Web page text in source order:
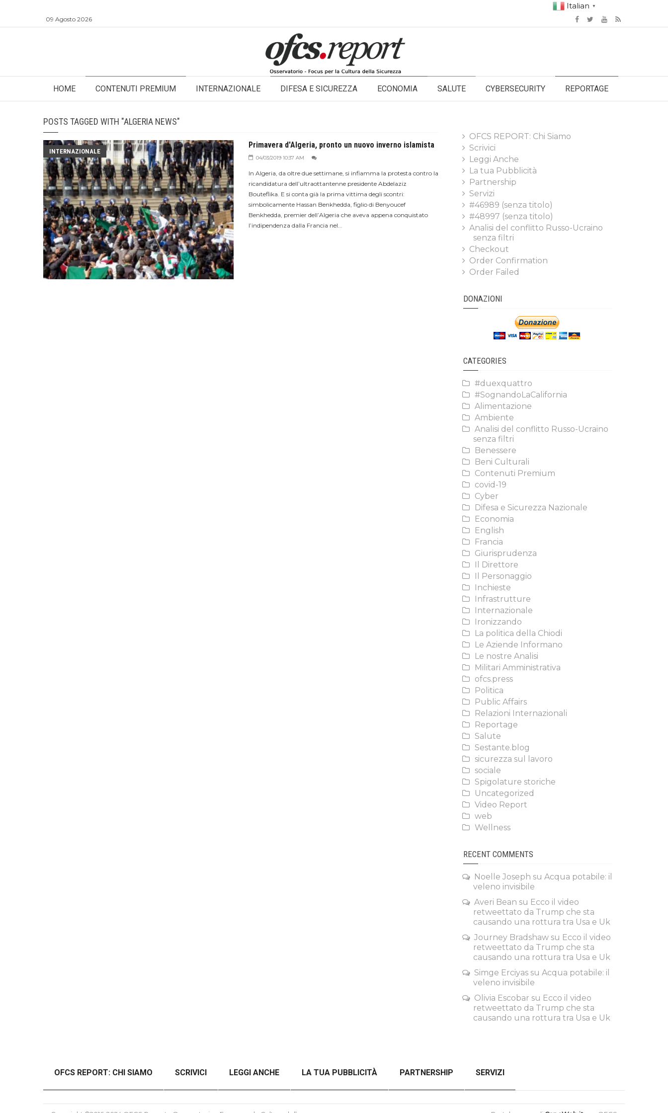
Italian ▼
09 Agosto 2026
HOME CONTENUTI PREMIUM INTERNAZIONALE DIFESA E SICUREZZA ECONOMIA SALUTE CYBERSECURITY REPORTAGE
POSTS TAGGED WITH "ALGERIA NEWS"
INTERNAZIONALE
Primavera d'Algeria, pronto un nuovo inverno islamista
04/03/2019 10:37 AM
In Algeria, da oltre due settimane, si infiamma la protesta contro la
ricandidatura dell’ultraottantenne presidente Abdelaziz
Bouteflika. E si conta già la prima vittima degli scontri:
simbolicamente Hassan Benkhedda, figlio di Benyoucef
Benkhedda, premier dell’Algeria che aveva appena conquistato
l’indipendenza dalla Francia nel...
OFCS REPORT: Chi Siamo
Scrivici
Leggi Anche
La tua Pubblicità
Partnership
Servizi
#46989 (senza titolo)
#48997 (senza titolo)
Analisi del conflitto Russo-Ucraino
senza filtri
Checkout
Order Confirmation
Order Failed
DONAZIONI
CATEGORIES
#duexquattro
#SognandoLaCalifornia
Alimentazione
Ambiente
Analisi del conflitto Russo-Ucraino
senza filtri
Benessere
Beni Culturali
Contenuti Premium
covid-19
Cyber
Difesa e Sicurezza Nazionale
Economia
English
Francia
Giurisprudenza
Il Direttore
Il Personaggio
Inchieste
Infrastrutture
Internazionale
Ironizzando
La politica della Chiodi
Le Aziende Informano
Le nostre Analisi
Militari Amministrativa
ofcs.press
Politica
Public Affairs
Relazioni Internazionali
Reportage
Salute
Sestante.blog
sicurezza sul lavoro
sociale
Spigolature storiche
Uncategorized
Video Report
web
Wellness
RECENT COMMENTS
Noelle Joseph su Acqua potabile: il
veleno invisibile
Averi Bean su Ecco il video
retweettato da Trump che sta
causando una rottura tra Usa e Uk
Journey Bradshaw su Ecco il video
retweettato da Trump che sta
causando una rottura tra Usa e Uk
Simge Erciyas su Acqua potabile: il
veleno invisibile
Olivia Escobar su Ecco il video
retweettato da Trump che sta
causando una rottura tra Usa e Uk
OFCS REPORT: CHI SIAMO SCRIVICI LEGGI ANCHE LA TUA PUBBLICITÀ PARTNERSHIP SERVIZI
#46989 (SENZA TITOLO) #48997 (SENZA TITOLO) ANALISI DEL CONFLITTO RUSSO-UCRAINO SENZA FILTRI CHECKOUT